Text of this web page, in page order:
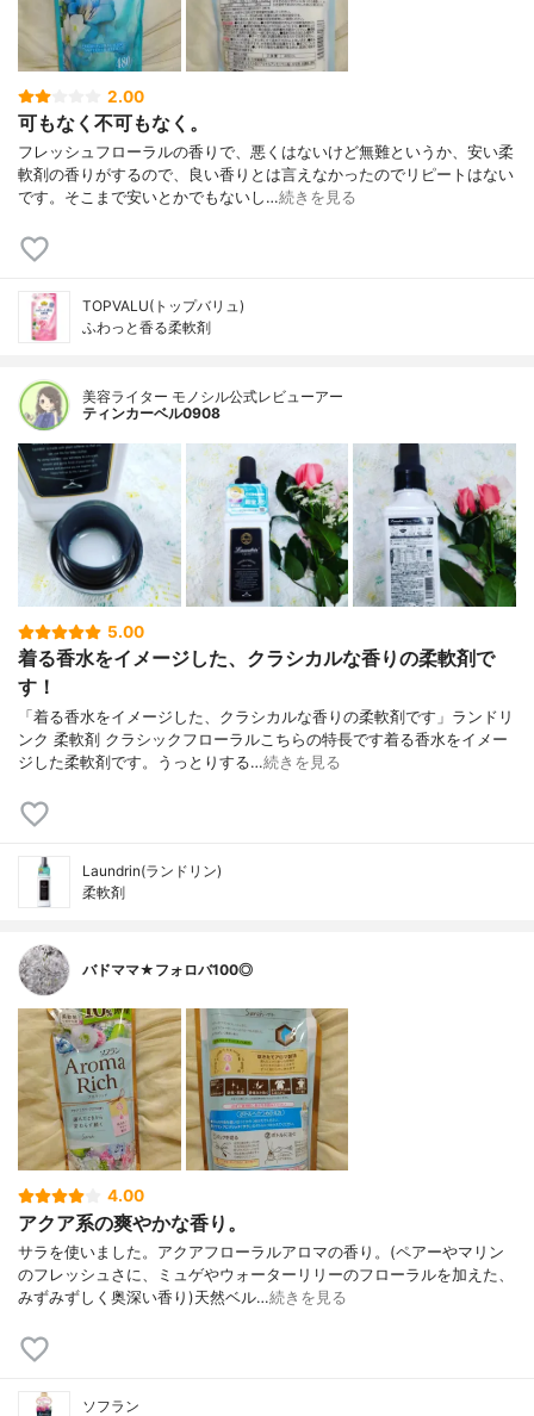
2.00
可もなく不可もなく。
フレッシュフローラルの香りで、悪くはないけど無難というか、安い柔
軟剤の香りがするので、良い香りとは言えなかったのでリピートはない
です。そこまで安いとかでもないし…続きを見る
TOPVALU(トップバリュ)
ふわっと香る柔軟剤
美容ライター モノシル公式レビューアー
ティンカーベル0908
5.00
着る香水をイメージした、クラシカルな香りの柔軟剤で
す！
「着る香水をイメージした、クラシカルな香りの柔軟剤です」ランドリ
ンク 柔軟剤 クラシックフローラルこちらの特長です着る香水をイメー
ジした柔軟剤です。うっとりする…続きを見る
Laundrin(ランドリン)
柔軟剤
バドママ★フォロバ100◎
4.00
アクア系の爽やかな香り。
サラを使いました。アクアフローラルアロマの香り。(ペアーやマリン
のフレッシュさに、ミュゲやウォーターリリーのフローラルを加えた、
みずみずしく奥深い香り)天然ベル…続きを見る
ソフラン